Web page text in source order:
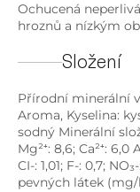
Ochucená
hroznů a nízkým
Složení
Přírodní minerální
Aroma, Kyselina:
sodný Minerální
Mg²⁺: 8,6; Ca²⁺: 6,0
CI-: 1,01; F-: 0,7;
pevných látek (mg/